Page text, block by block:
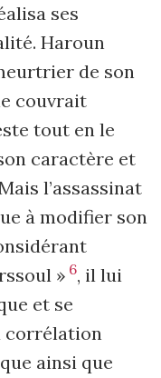
ses
Haroun
de son
couvrait
tout en le
caractère et
l’assassinat
à modifier son
» 6, il lui
et se
corrélation
ainsi que